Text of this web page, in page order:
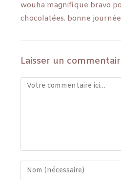
wouha magnifique bravo
chocolatées. bonne journée
Laisser un